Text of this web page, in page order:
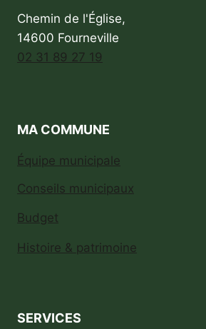
Chemin de l'Église,
14600 Fourneville
02 31 89 27 19
MA COMMUNE
Équipe municipale
Conseils municipaux
Budget
Histoire & patrimoine
SERVICES